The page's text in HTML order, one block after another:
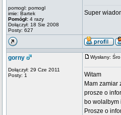
pomogl: pomogl
imie: Bartek
Pomógł: 4 razy
Dołączył: 18 Sie 2008
Posty: 627
Super
gorny
Dołączył: 29 Cze 2011
Posty: 1
Wysłany:
Witam
Mam zamiar
prosze o
bo wolalbym
Prosze o